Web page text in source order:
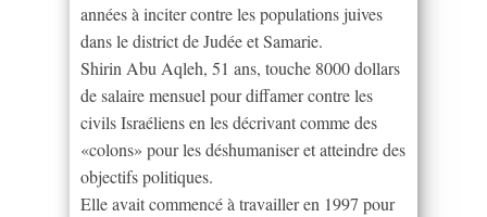
années à inciter contre les populations juives
dans le district de Judée et Samarie.
Shirin Abu Aqleh, 51 ans, touche 8000 dollars
de salaire mensuel pour diffamer contre les
civils Israéliens en les décrivant comme des
«colons» pour les déshumaniser et atteindre des
objectifs politiques.
Elle avait commencé à travailler en 1997 pour